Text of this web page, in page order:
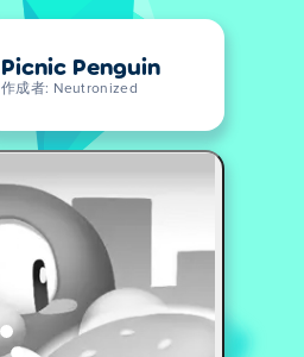
Picnic Penguin
作成者: Neutronized